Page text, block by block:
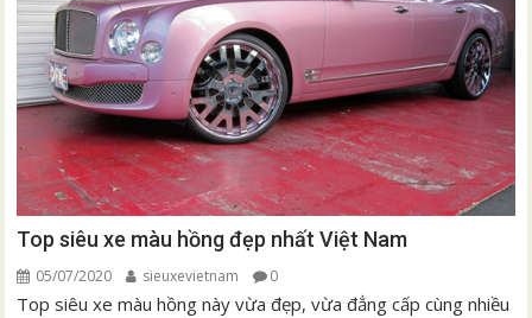
Top siêu xe màu hồng đẹp nhất Việt Nam
05/07/2020 sieuxevietnam 0
Top siêu xe màu hồng này vừa đẹp, vừa đẳng cấp cùng nhiều